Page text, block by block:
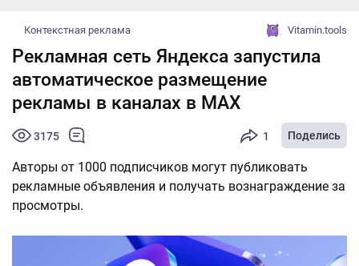
Контекстная реклама Vitamin.tools
Рекламная сеть Яндекса запустила
автоматическое размещение
рекламы в каналах в MAX
3175 1 Поделись
Авторы от 1000 подписчиков могут публиковать
рекламные объявления и получать вознаграждение за
просмотры.